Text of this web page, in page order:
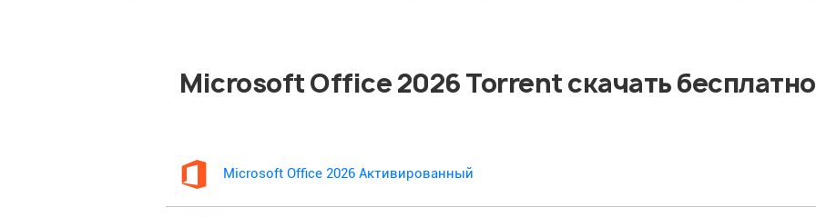
Microsoft Office 2026 Torrent скачать бесплатно
Microsoft Office 2026 Активированный